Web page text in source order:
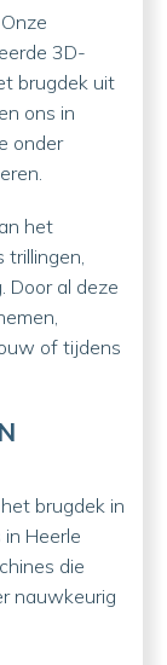
3D-
brugdek uit
ons in
onder
het
trillingen,
Door al deze
of tijdens
brugdek in
Heerle
die
nauwkeurig